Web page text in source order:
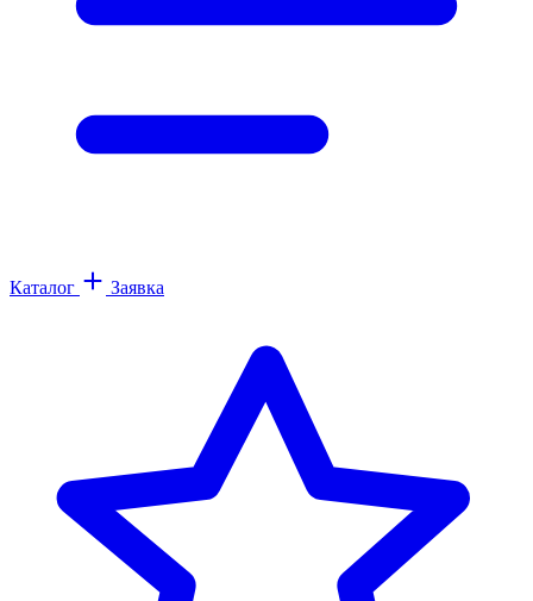
Каталог Заявка